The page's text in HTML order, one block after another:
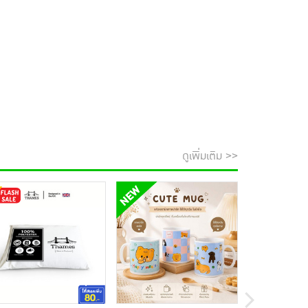
ดูเพิ่มเติม >>